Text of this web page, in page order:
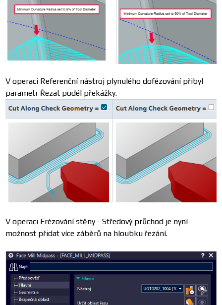
V operaci Referenční nástroj plynulého dofézování přibyl
parametr Řezat podél překážky.
V operaci Frézování stěny - Středový průchod je nyní
možnost přidat více záběrů na hloubku řezání.